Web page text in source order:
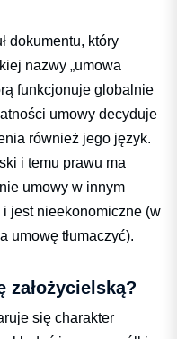
dokumentu, który
nazwy „umowa
funkcjonuje globalnie
umowy decyduje
również jego język.
i temu prawu ma
umowy w innym
jest nieekonomiczne (w
umowę tłumaczyć).
założycielską?
się charakter